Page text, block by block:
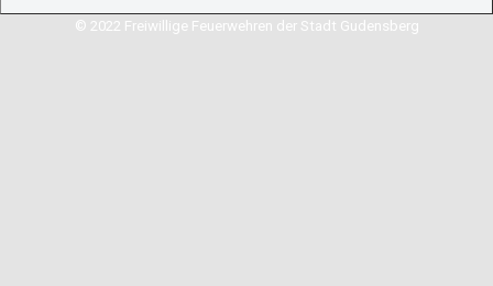
© 2022 Freiwillige Feuerwehren der Stadt Gudensberg